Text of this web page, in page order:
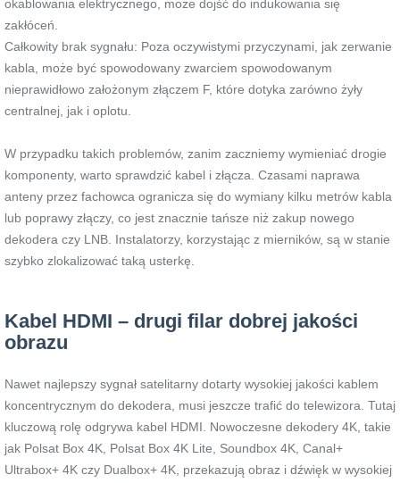
okablowania elektrycznego, może dojść do indukowania się
zakłóceń.
Całkowity brak sygnału: Poza oczywistymi przyczynami, jak zerwanie
kabla, może być spowodowany zwarciem spowodowanym
nieprawidłowo założonym złączem F, które dotyka zarówno żyły
centralnej, jak i oplotu.
W przypadku takich problemów, zanim zaczniemy wymieniać drogie
komponenty, warto sprawdzić kabel i złącza. Czasami naprawa
anteny przez fachowca ogranicza się do wymiany kilku metrów kabla
lub poprawy złączy, co jest znacznie tańsze niż zakup nowego
dekodera czy LNB. Instalatorzy, korzystając z mierników, są w stanie
szybko zlokalizować taką usterkę.
Kabel HDMI – drugi filar dobrej jakości
obrazu
Nawet najlepszy sygnał satelitarny dotarty wysokiej jakości kablem
koncentrycznym do dekodera, musi jeszcze trafić do telewizora. Tutaj
kluczową rolę odgrywa kabel HDMI. Nowoczesne dekodery 4K, takie
jak Polsat Box 4K, Polsat Box 4K Lite, Soundbox 4K, Canal+
Ultrabox+ 4K czy Dualbox+ 4K, przekazują obraz i dźwięk w wysokiej